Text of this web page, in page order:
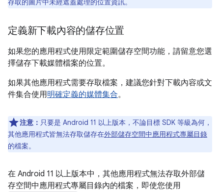
存取的圖片中未經遮蓋處理的位置資訊。
定義新下載內容的儲存位置
如果您的應用程式使用限定範圍儲存空間功能，請留意您選
擇儲存下載媒體檔案的位置。
如果其他應用程式需要存取檔案，建議您針對下載內容或文
件集合使用明確定義的媒體集合。
注意： 只要是 Android 11 以上版本，不論目標 SDK 等級為何，
其他應用程式皆無法存取儲存在外部儲存空間中應用程式專屬目錄
的檔案。
在 Android 11 以上版本中，其他應用程式無法存取外部儲
存空間中應用程式專屬目錄內的檔案，即使您使用